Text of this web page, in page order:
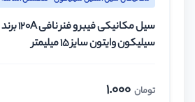
سیلیکون وایتون سایز 15 میلیمتر
تومان 1.000